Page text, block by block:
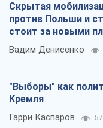
Скрытая
против Польши и
стоит за новыми
Вадим Денисенко
"Выборы" как
Кремля
Гарри Каспаров